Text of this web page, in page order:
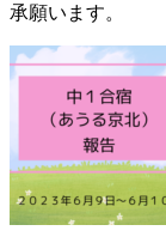
承願います。